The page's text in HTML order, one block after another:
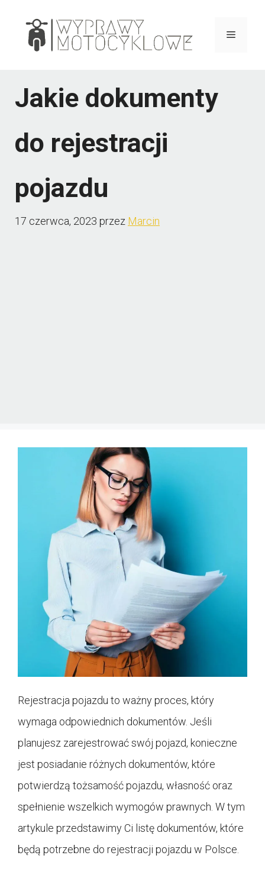
Menu
Jakie dokumenty
do rejestracji
pojazdu
17 czerwca, 2023 przez Marcin
Rejestracja pojazdu to ważny proces, który
wymaga odpowiednich dokumentów. Jeśli
planujesz zarejestrować swój pojazd, konieczne
jest posiadanie różnych dokumentów, które
potwierdzą tożsamość pojazdu, własność oraz
spełnienie wszelkich wymogów prawnych. W tym
artykule przedstawimy Ci listę dokumentów, które
będą potrzebne do rejestracji pojazdu w Polsce.